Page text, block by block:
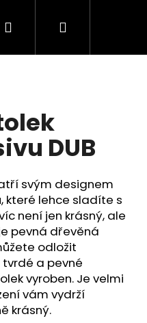
Vzorník barev
PřihlášeníNákupní
DUB
svým designem
které lehce sladíte s
není jen krásný, ale
pevná dřevěná
odložit
tvrdé a pevné
vyroben. Je velmi
vám vydrží
krásný.